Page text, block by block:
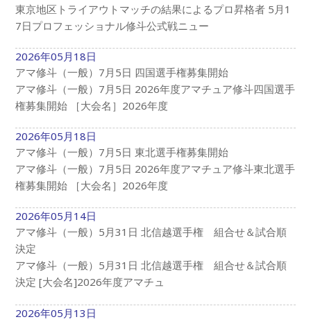
東京地区トライアウトマッチの結果によるプロ昇格者 5月1
7日プロフェッショナル修斗公式戦ニュー
2026年05月18日
アマ修斗（一般）7月5日 四国選手権募集開始
アマ修斗（一般）7月5日 2026年度アマチュア修斗四国選手
権募集開始 ［大会名］2026年度
2026年05月18日
アマ修斗（一般）7月5日 東北選手権募集開始
アマ修斗（一般）7月5日 2026年度アマチュア修斗東北選手
権募集開始 ［大会名］2026年度
2026年05月14日
アマ修斗（一般）5月31日 北信越選手権 組合せ＆試合順
決定
アマ修斗（一般）5月31日 北信越選手権 組合せ＆試合順
決定 [大会名]2026年度アマチュ
2026年05月13日